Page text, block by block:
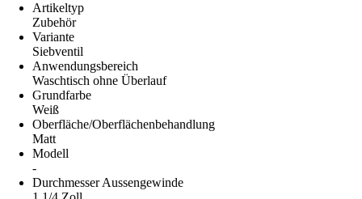
Artikeltyp
Zubehör
Variante
Siebventil
Anwendungsbereich
Waschtisch ohne Überlauf
Grundfarbe
Weiß
Oberfläche/Oberflächenbehandlung
Matt
Modell
-
Durchmesser Aussengewinde